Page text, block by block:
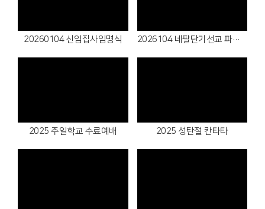
20260104 신임집사임명식 2026104 네팔단기선교 파송식
2025 주일학교 수료예배 2025 성탄절 칸타타